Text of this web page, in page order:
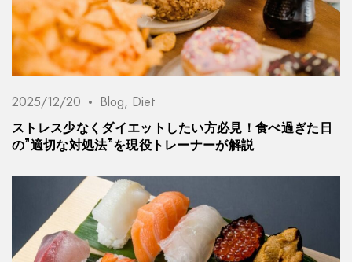
2025/12/20 Blog, Diet
ストレス少なくダイエットしたい方必見！食べ過ぎた日
の”適切な対処法”を現役トレーナーが解説